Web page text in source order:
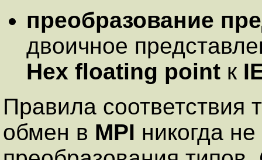
преобразование
двоичное
Hex floating point к
Правила соответствия
обмен в MPI никогда